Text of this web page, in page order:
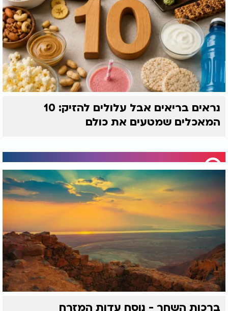
נראים בריאים אבל עלולים להזיק: 10
המאכלים שמטעים את כולם
ברכות השחר - נוסח עדות המזרח